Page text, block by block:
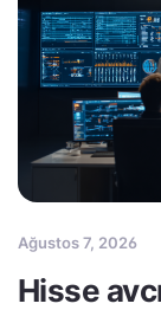
Ağustos 7, 2026
Hisse